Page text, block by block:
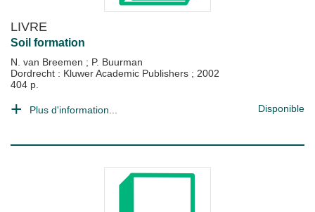
LIVRE
Soil formation
N. van Breemen ; P. Buurman
Dordrecht : Kluwer Academic Publishers ; 2002
404 p.
Plus d'information... Disponible